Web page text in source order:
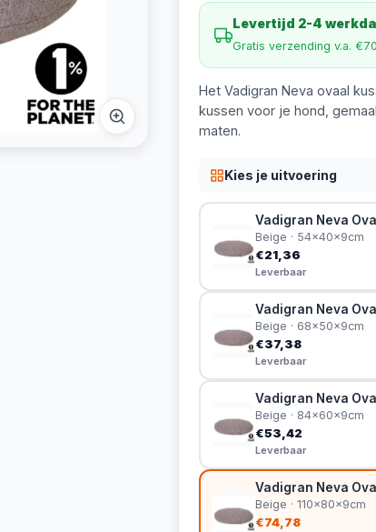
Levertijd 2-4
Gratis verzending v.a.
Het Vadigran Neva ovaal
kussen voor je hond,
maten.
Kies je uitvoering
Vadigran Neva
Beige · 54x40x9cm
€21,36
Leverbaar
Vadigran Neva
Beige · 68x50x9cm
€37,38
Leverbaar
Vadigran Neva
Beige · 84x60x9cm
€53,42
Leverbaar
Vadigran Neva
Beige · 110x80x9cm
€74,78